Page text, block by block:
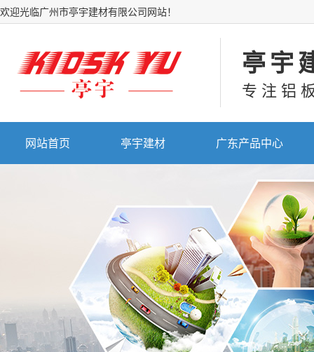
欢迎光临广州市亭宇建材有限公司网站！
亭宇
专注铝
网站首页 亭宇建材 广东产品中心